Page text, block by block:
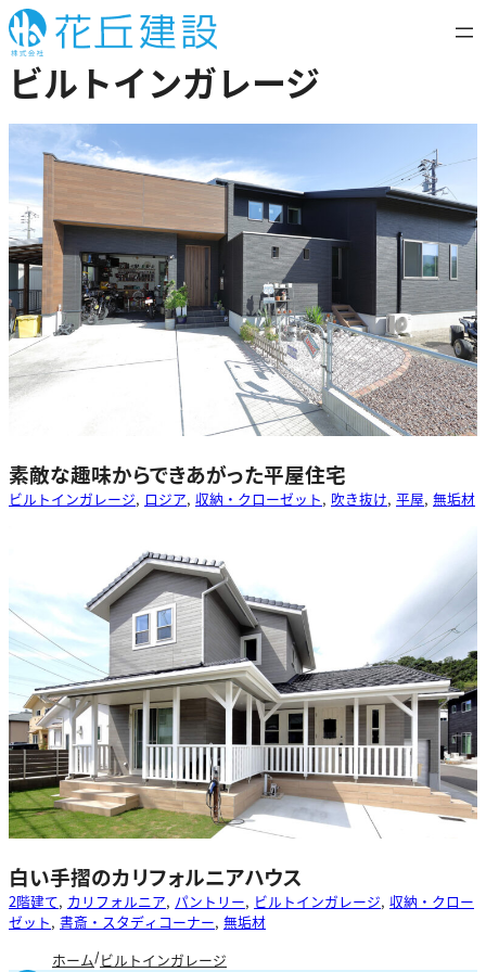
内
容
を
ス
キ
プ
ビルトインガレージ
素敵な趣味からできあがった平屋住宅
ビルトインガレージ, ロジア, 収納・クローゼット, 吹き抜け, 平屋, 無垢材
白い手摺のカリフォルニアハウス
2階建て, カリフォルニア, パントリー, ビルトインガレージ, 収納・クロー
ゼット, 書斎・スタディコーナー, 無垢材
ホーム ビルトインガレージ